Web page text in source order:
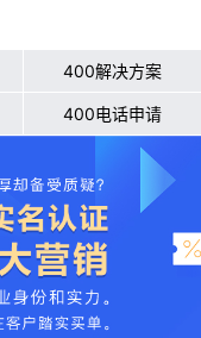
400解决方案
400电话申请